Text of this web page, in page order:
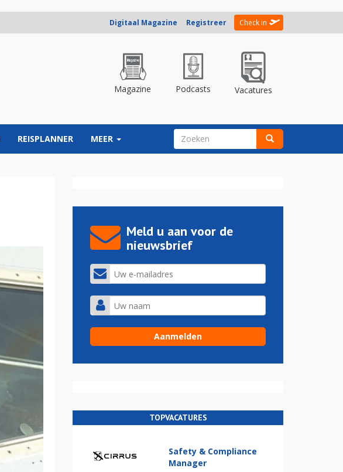
Digitaal Magazine Registreer Check in
Magazine Podcasts Vacatures
REISPLANNER MEER ZOEKVELD
Meld u aan voor de
nieuwsbrief
TOPVACATURES
Safety & Compliance
Manager